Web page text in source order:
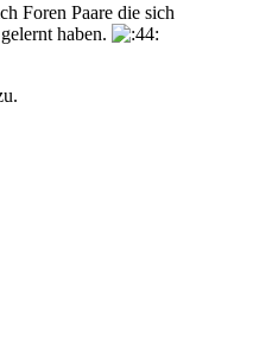
Foren Paare die sich
haben.